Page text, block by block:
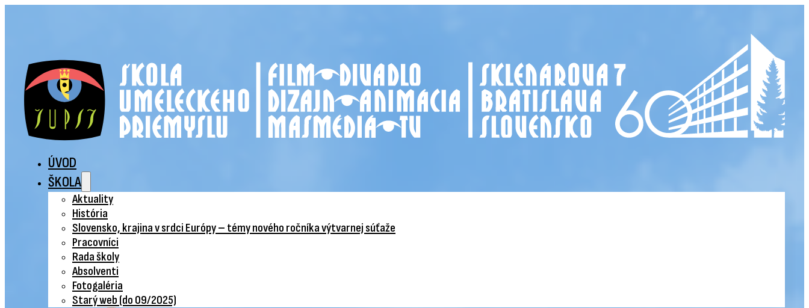
ÚVOD
ŠKOLA
Aktuality
História
Slovensko, krajina v srdci Európy – témy nového ročníka výtvarnej súťaže
Pracovníci
Rada školy
Absolventi
Fotogaléria
Starý web (do 09/2025)